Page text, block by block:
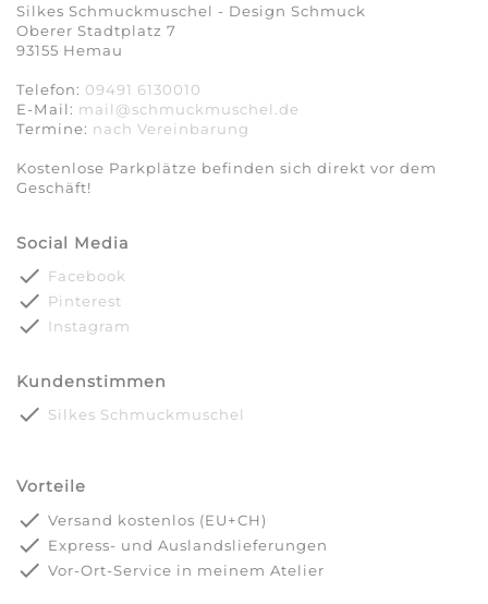
Silkes Schmuckmuschel - Design Schmuck
Oberer Stadtplatz 7
93155 Hemau
Telefon: 09491 6130010
E-Mail: mail@schmuckmuschel.de
Termine: nach Vereinbarung​​​​​​​
Kostenlose Parkplätze befinden sich direkt vor dem
Geschäft!
Social Media
done Facebook
done Pinterest
done Instagram
Kundenstimmen
done Silkes Schmuckmuschel
Vorteile
done Versand kostenlos (EU+CH)
done Express- und Auslandslieferungen
done Vor-Ort-Service in meinem Atelier